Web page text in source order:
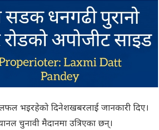
भइरहेको दिनेशखबरलाई जानकारी दिए।
चुनावी मैदानमा उत्रिएका छन्।